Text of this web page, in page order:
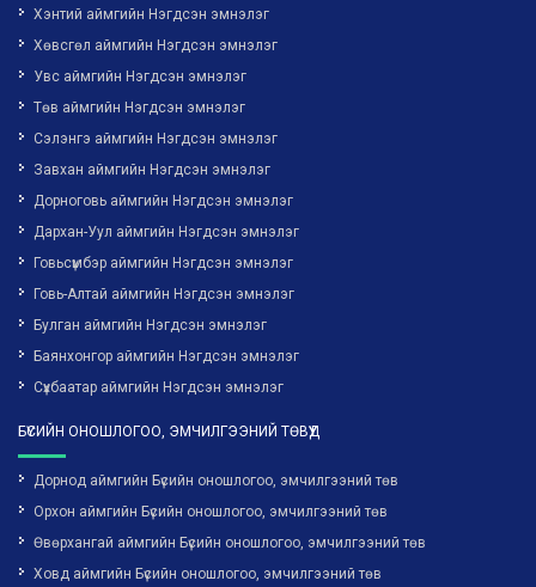
Хэнтий аймгийн Нэгдсэн эмнэлэг
Хөвсгөл аймгийн Нэгдсэн эмнэлэг
Увс аймгийн Нэгдсэн эмнэлэг
Төв аймгийн Нэгдсэн эмнэлэг
Сэлэнгэ аймгийн Нэгдсэн эмнэлэг
Завхан аймгийн Нэгдсэн эмнэлэг
Дорноговь аймгийн Нэгдсэн эмнэлэг
Дархан-Уул аймгийн Нэгдсэн эмнэлэг
Говьсүмбэр аймгийн Нэгдсэн эмнэлэг
Говь-Алтай аймгийн Нэгдсэн эмнэлэг
Булган аймгийн Нэгдсэн эмнэлэг
Баянхонгор аймгийн Нэгдсэн эмнэлэг
Сүхбаатар аймгийн Нэгдсэн эмнэлэг
БҮСИЙН ОНОШЛОГОО, ЭМЧИЛГЭЭНИЙ ТӨВҮҮД
Дорнод аймгийн Бүсийн оношлогоо, эмчилгээний төв
Орхон аймгийн Бүсийн оношлогоо, эмчилгээний төв
Өвөрхангай аймгийн Бүсийн оношлогоо, эмчилгээний төв
Ховд аймгийн Бүсийн оношлогоо, эмчилгээний төв